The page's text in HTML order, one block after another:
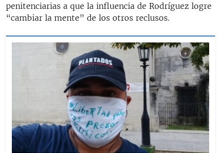
penitenciarias a que la influencia de Rodríguez logre
“cambiar la mente” de los otros reclusos.